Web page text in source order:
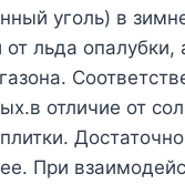
уголь) в
от льда
отличие от
При